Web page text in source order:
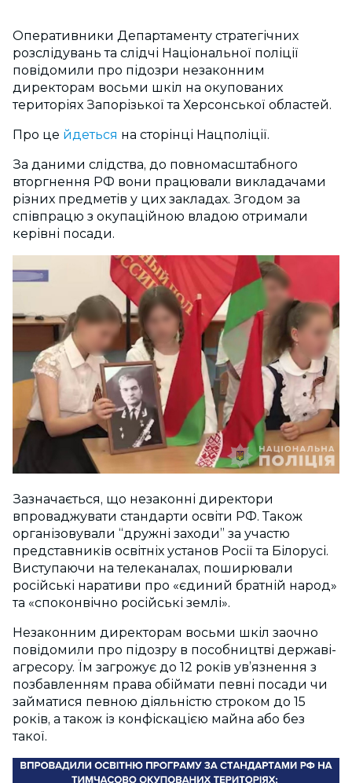
Оперативники Департаменту стратегічних
розслідувань та слідчі Національної поліції
повідомили про підозри незаконним
директорам восьми шкіл на окупованих
територіях Запорізької та Херсонської областей.
Про це йдеться на сторінці Нацполіції.
За даними слідства, до повномасштабного
вторгнення РФ вони працювали викладачами
різних предметів у цих закладах. Згодом за
співпрацю з окупаційною владою отримали
керівні посади.
Зазначається, що незаконні директори
впроваджувати стандарти освіти РФ. Також
організовували “дружні заходи” за участю
представників освітніх установ Росії та Білорусі.
Виступаючи на телеканалах, поширювали
російські наративи про «єдиний братній народ»
та «споконвічно російські землі».
Незаконним директорам восьми шкіл заочно
повідомили про підозру в пособництві державі-
агресору. Їм загрожує до 12 років ув’язнення з
позбавленням права обіймати певні посади чи
займатися певною діяльністю строком до 15
років, а також із конфіскацією майна або без
такої.